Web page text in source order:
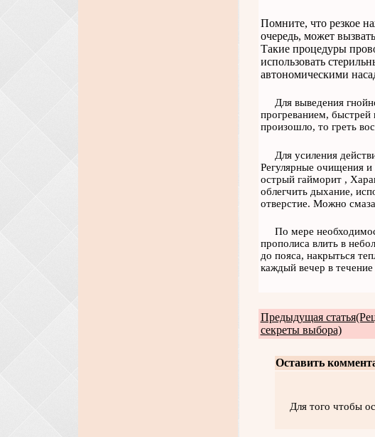
Помните, что резкое
очередь, может
Такие процедуры
использовать
автономическими
Для выведения
прогреванием, быстрей
произошло, то греть
Для усиления
Регулярные очищения и
острый гайморит ,
облегчить дыхание,
отверстие. Можно
По мере
прополиса влить в
до пояса, накрыться
каждый вечер в
Предыдущая
секреты выбора)
Оставить
Для того чтобы